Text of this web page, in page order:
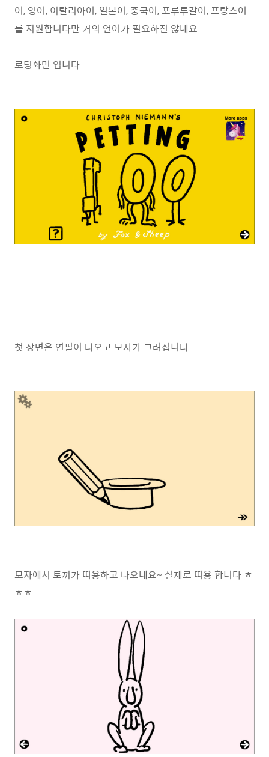
어, 영어, 이탈리아어, 일본어, 중국어, 포루투갈어, 프랑스어
를 지원합니다만 거의 언어가 필요하진 않네요
로딩화면 입니다
첫 장면은 연필이 나오고 모자가 그려집니다
모자에서 토끼가 띠용하고 나오네요~ 실제로 띠용 합니다 ㅎ
ㅎㅎ